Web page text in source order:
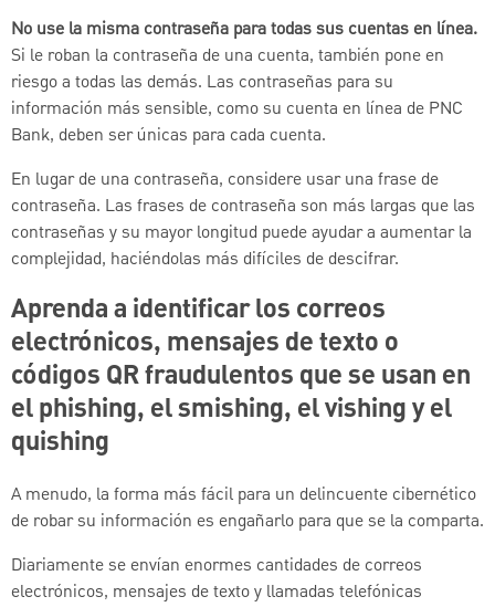
No use la misma contraseña para todas sus cuentas en línea.
Si le roban la contraseña de una cuenta, también pone en
riesgo a todas las demás. Las contraseñas para su
información más sensible, como su cuenta en línea de PNC
Bank, deben ser únicas para cada cuenta.
En lugar de una contraseña, considere usar una frase de
contraseña. Las frases de contraseña son más largas que las
contraseñas y su mayor longitud puede ayudar a aumentar la
complejidad, haciéndolas más difíciles de descifrar.
Aprenda a identificar los correos
electrónicos, mensajes de texto o
códigos QR fraudulentos que se usan en
el phishing, el smishing, el vishing y el
quishing
A menudo, la forma más fácil para un delincuente cibernético
de robar su información es engañarlo para que se la comparta.
Diariamente se envían enormes cantidades de correos
electrónicos, mensajes de texto y llamadas telefónicas